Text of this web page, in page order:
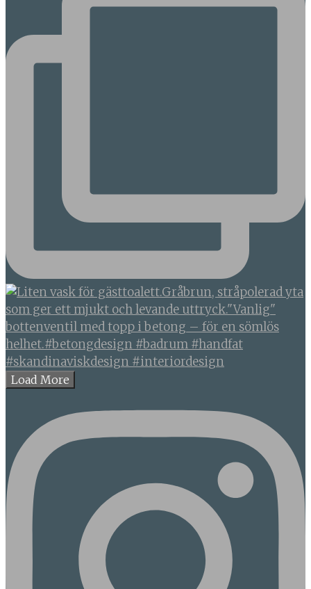
Load More